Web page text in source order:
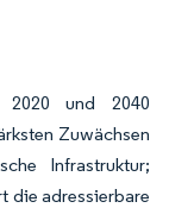
2020 und 2040
Zuwächsen
Infrastruktur;
die adressierbare